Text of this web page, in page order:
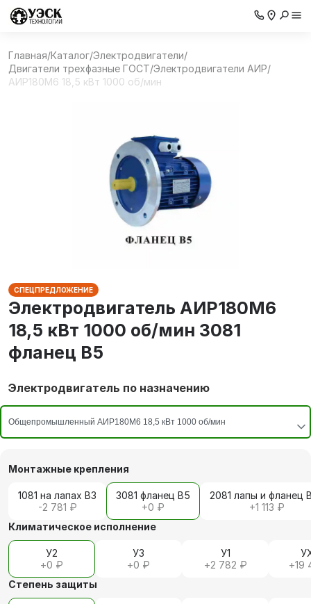
Главная/Каталог/Электродвигатели/
Двигатели трехфазные ГОСТ/Электродвигатели АИР/
АИР180М6 18,5 кВт 1000 об/мин
СПЕЦПРЕДЛОЖЕНИЕ
Электродвигатель АИР180М6
18,5 кВт 1000 об/мин 3081
фланец В5
Электродвигатель по назначению
Монтажные крепления
1081 на лапах В3
-2 781 ₽
3081 фланец В5
+0 ₽
2081 лапы и фланец
+1 113 ₽
Климатическое исполнение
У2
+0 ₽
У3
+0 ₽
У1
+2 782 ₽
+19
Степень защиты